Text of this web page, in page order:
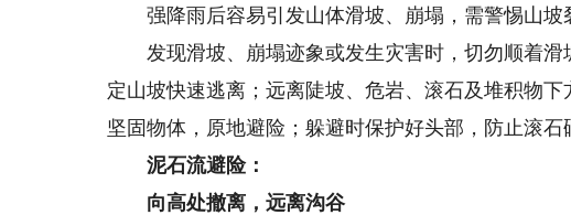
强降雨后容易引发山体滑坡、崩塌，需警惕山坡
发现滑坡、崩塌迹象或发生灾害时，切勿顺着滑
定山坡快速逃离；远离陡坡、危岩、滚石及堆积物
坚固物体，原地避险；躲避时保护好头部，防止滚石
泥石流避险：
向高处撤离，远离沟谷